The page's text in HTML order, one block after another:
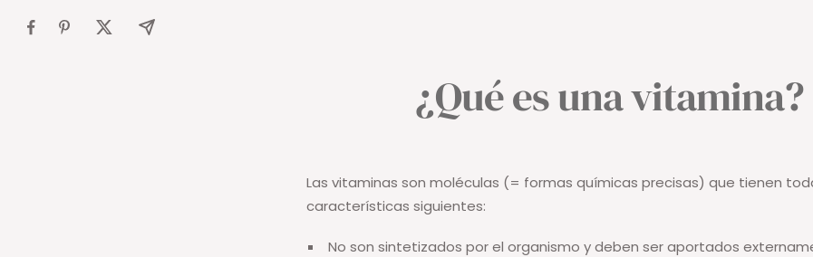
¿Qué es una vitamina?
Las vitaminas son moléculas (= formas químicas precisas) que tienen
características siguientes:
No son sintetizados por el organismo y deben ser aportados